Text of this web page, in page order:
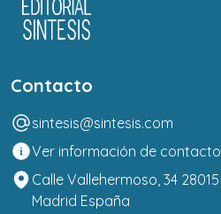
Contacto
sintesis@sintesis.com
Ver información de contacto
Calle Vallehermoso, 34 28015
Madrid España